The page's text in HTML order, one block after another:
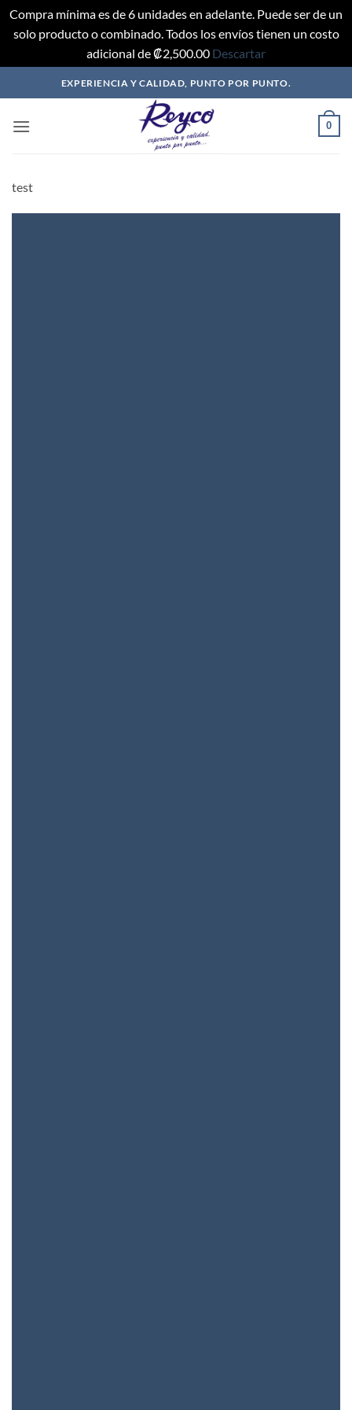
Compra mínima es de 6 unidades en adelante. Puede ser de un
solo producto o combinado. Todos los envíos tienen un costo
adicional de ₡2,500.00 Descartar
al
EXPERIENCIA Y CALIDAD, PUNTO POR PUNTO.
0
test